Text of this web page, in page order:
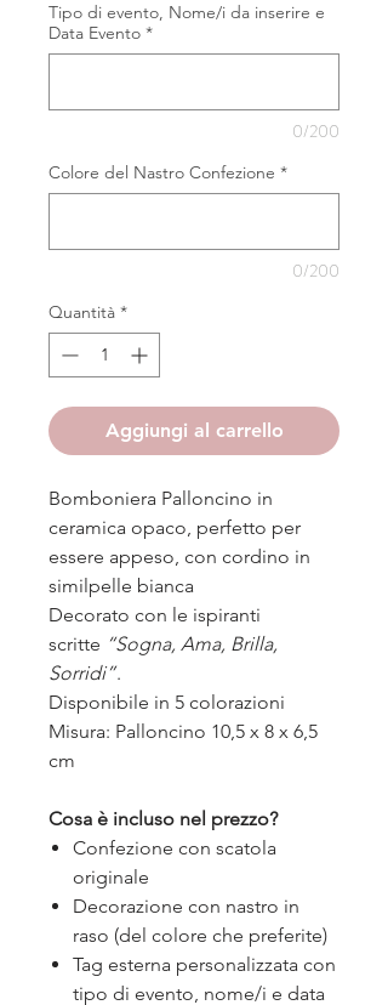
Tipo di evento, Nome/i da inserire e
Data Evento *
0/200
Colore del Nastro Confezione *
0/200
Quantità *
Aggiungi al carrello
Bomboniera Palloncino in
ceramica opaco, perfetto per
essere appeso, con cordino in
similpelle bianca
Decorato con le ispiranti
scritte “Sogna, Ama, Brilla,
Sorridi”.
Disponibile in 5 colorazioni
Misura: Palloncino 10,5 x 8 x 6,5
cm
Cosa è incluso nel prezzo?
Confezione con scatola
originale
Decorazione con nastro in
raso (del colore che preferite)
Tag esterna personalizzata con
tipo di evento, nome/i e data